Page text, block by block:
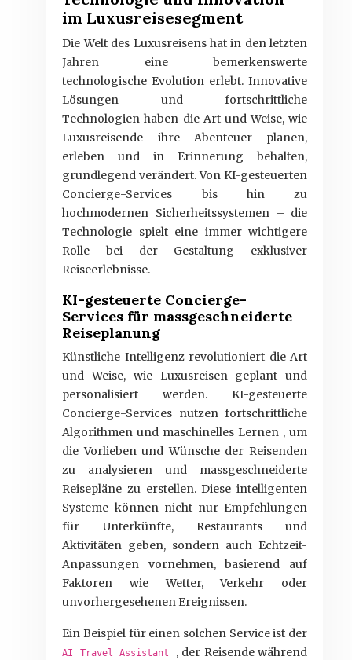
im Luxusreisesegment
Die Welt des Luxusreisens hat in den letzten
Jahren eine bemerkenswerte
technologische Evolution erlebt. Innovative
Lösungen und fortschrittliche
Technologien haben die Art und Weise, wie
Luxusreisende ihre Abenteuer planen,
erleben und in Erinnerung behalten,
grundlegend verändert. Von KI-gesteuerten
Concierge-Services bis hin zu
hochmodernen Sicherheitssystemen – die
Technologie spielt eine immer wichtigere
Rolle bei der Gestaltung exklusiver
Reiseerlebnisse.
KI-gesteuerte Concierge-
Services für massgeschneiderte
Reiseplanung
Künstliche Intelligenz revolutioniert die Art
und Weise, wie Luxusreisen geplant und
personalisiert werden. KI-gesteuerte
Concierge-Services nutzen fortschrittliche
Algorithmen und maschinelles Lernen , um
die Vorlieben und Wünsche der Reisenden
zu analysieren und massgeschneiderte
Reisepläne zu erstellen. Diese intelligenten
Systeme können nicht nur Empfehlungen
für Unterkünfte, Restaurants und
Aktivitäten geben, sondern auch Echtzeit-
Anpassungen vornehmen, basierend auf
Faktoren wie Wetter, Verkehr oder
unvorhergesehenen Ereignissen.
Ein Beispiel für einen solchen Service ist der
AI Travel Assistant , der Reisende während